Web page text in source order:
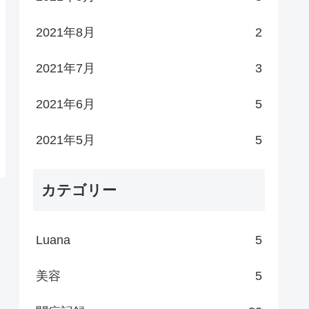
2021年8月 2
2021年7月 3
2021年6月 5
2021年5月 5
カテゴリー
Luana 5
美容 5